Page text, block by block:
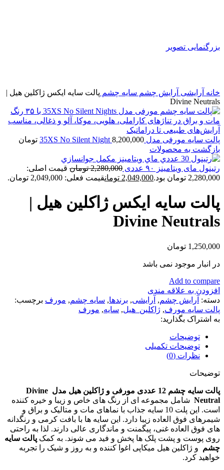
بزرگنمایی تصویر
خانه آرایشی آرايش چشم سايه چشم پالت سایه ایکس ژاکلین هیل |
Divine Neutrals
پالت سایه مورفی مدل 35XS No Silent Night 8,200,000
تومان
بازگشت به محصولات
رتینول مای ویتامینز ۹۰ عددی 2,280,000 تومان قیمت اصلی:
2,280,000 تومان بود.
2,049,000 تومانقیمت فعلی: 2,049,000 تومان.
پالت سایه ایکس ژاکلین هیل |
Divine Neutrals
1,250,000 تومان
در انبار موجود نمی باشد
Add to compare
افزودن به علاقه مندی
دسته: آرايش چشم, آرایشی, برندها, سايه چشم, مورف برچسب:
پالت سايه مورف, ژاكلين_هيل, سايه, مورف
به اشتراک بگذارید:
توضیحات
توضیحات تکمیلی
نظرات (0)
توضیحات
پالت سایه چشم 12 عددی مورفی و ژاکلین هیل مدل Divine
Neutral شامل مجموعه ای از رنگ های خاص و زیبا و خیره کننده
است. این پلت 10 سایه جذاب با نماهای مات و متالیک و براق و
شیمرهای فوق العاده زیبا دارد. این سایه ها با بافت کرمی و رنگدانه
های فوق العاده غنی، پیگمنت و ماندگاری عالی دارند. لذا به راحتی
روی پوست و پشت پلک ها پخش و فید می شوند. به کمک پالت سایه
چشم و ژاکلین هیل میکاپی اغوا کننده و به روز و شیک را تجربه
خواهید کرد.